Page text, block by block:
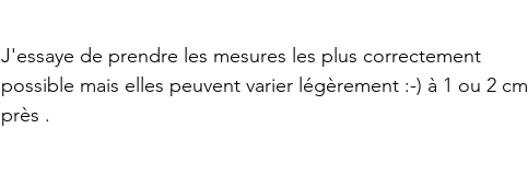
J'essaye de prendre les mesures les plus correctement
possible mais elles peuvent varier légèrement :-) à 1 ou 2 cm
près .